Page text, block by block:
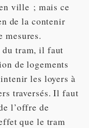
ville ; mais ce
de la contenir
mesures.
du tram, il faut
de logements
les loyers à
traversés. Il faut
l’offre de
que le tram